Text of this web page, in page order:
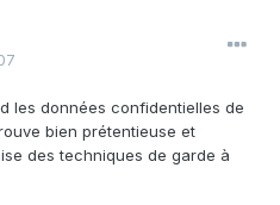
les données confidentielles de
bien prétentieuse et
des techniques de garde à